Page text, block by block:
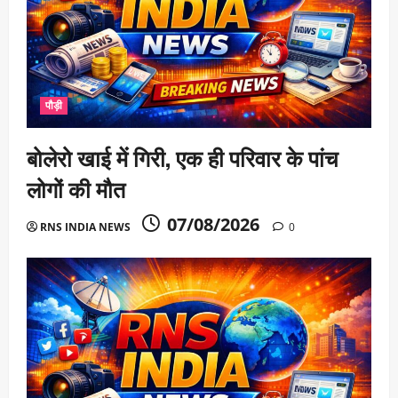
पौड़ी
बोलेरो खाई में गिरी, एक ही परिवार के पांच
लोगों की मौत
RNS INDIA NEWS 07/08/2026 0